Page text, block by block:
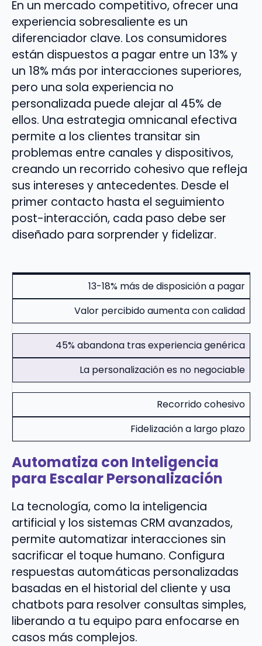
En un mercado competitivo, ofrecer una
experiencia sobresaliente es un
diferenciador clave. Los consumidores
están dispuestos a pagar entre un 13% y
un 18% más por interacciones superiores,
pero una sola experiencia no
personalizada puede alejar al 45% de
ellos. Una estrategia omnicanal efectiva
permite a los clientes transitar sin
problemas entre canales y dispositivos,
creando un recorrido cohesivo que refleja
sus intereses y antecedentes. Desde el
primer contacto hasta el seguimiento
post-interacción, cada paso debe ser
diseñado para sorprender y fidelizar.
13-18% más de disposición a pagar
Valor percibido aumenta con calidad
45% abandona tras experiencia genérica
La personalización es no negociable
Recorrido cohesivo
Fidelización a largo plazo
Automatiza con Inteligencia
para Escalar Personalización
La tecnología, como la inteligencia
artificial y los sistemas CRM avanzados,
permite automatizar interacciones sin
sacrificar el toque humano. Configura
respuestas automáticas personalizadas
basadas en el historial del cliente y usa
chatbots para resolver consultas simples,
liberando a tu equipo para enfocarse en
casos más complejos.